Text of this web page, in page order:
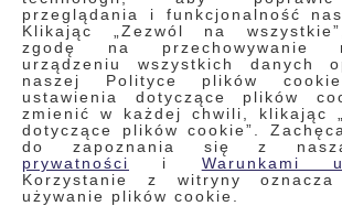
przeglądania i funkcjonalność
Klikając „Zezwól na
zgodę na przechowywanie
urządzeniu wszystkich danych
naszej Polityce plików
ustawienia dotyczące plików
zmienić w każdej chwili, klikając
dotyczące plików cookie”.
do zapoznania się z
prywatności
i Warunkami
Korzystanie z witryny
używanie plików cookie.
Regulamin
Polityka prywatności i pliki cookie
Wyszukiwane frazy
Wyszukiwanie zaawansowane
Zamówienia
Skontaktuj się z nami